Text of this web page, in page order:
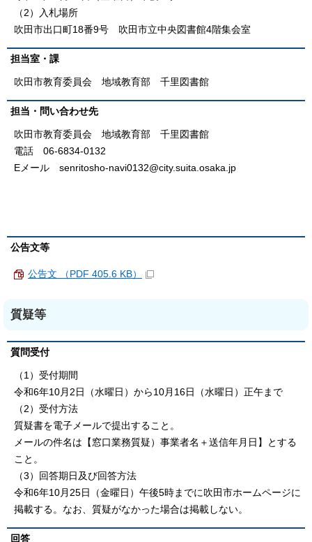
（2）入札場所
吹田市出口町18番9号 吹田市立中央図書館4階集会室
担当室・課
吹田市教育委員会 地域教育部 千里図書館
担当・問い合わせ先
吹田市教育委員会 地域教育部 千里図書館
電話 06-6834-0132
Eメール senritosho-navi0132@city.suita.osaka.jp
公告文等
公告文 （PDF 405.6 KB）
質疑等
質問受付
（1）受付期間
令和6年10月2日（水曜日）から10月16日（水曜日）正午まで
（2）受付方法
質疑書を電子メールで提出すること。
メールの件名は【窓口業務質疑）事業者名＋送信年月日】とする
こと。
（3）回答期日及び回答方法
令和6年10月25日（金曜日）午後5時までに吹田市ホームページに
掲載する。なお、質疑がなかった場合は掲載しない。
回答